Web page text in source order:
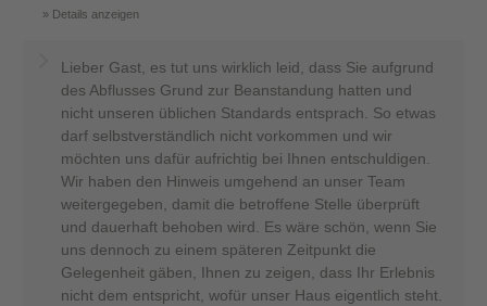
Details anzeigen
Lieber Gast, es tut uns wirklich leid, dass Sie aufgrund
des Abflusses Grund zur Beanstandung hatten und
nicht unseren üblichen Standards entsprach. So etwas
darf selbstverständlich nicht vorkommen und wir
möchten uns dafür aufrichtig bei Ihnen entschuldigen.
Wir haben den Hinweis umgehend an unser Team
weitergegeben, damit die betroffene Stelle überprüft
und dauerhaft behoben wird. Es wäre schön, wenn Sie
uns dennoch zu einem späteren Zeitpunkt die
Gelegenheit gäben, Ihnen zu zeigen, dass Ihr Erlebnis
nicht dem entspricht, wofür unser Haus eigentlich steht.